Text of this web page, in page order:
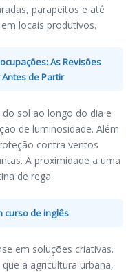
parapeitos e até
locais produtivos.
As Revisões
de Partir
sol ao longo do dia e
de luminosidade. Além
contra ventos
A proximidade a uma
de rega.
curso de inglês
em soluções criativas.
a agricultura urbana,